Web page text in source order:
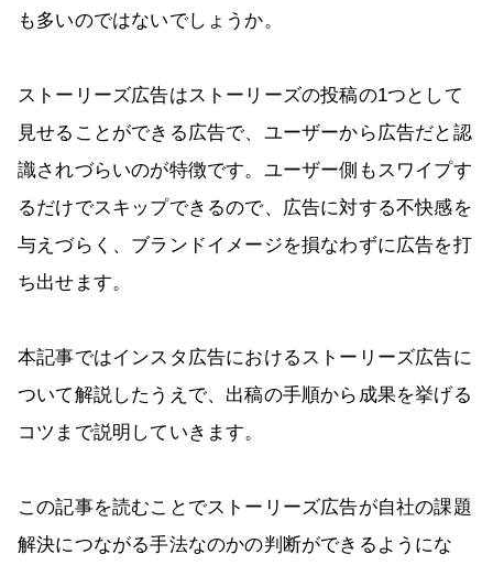
も多いのではないでしょうか。
ストーリーズ広告はストーリーズの投稿の1つとして
見せることができる広告で、ユーザーから広告だと認
識されづらいのが特徴です。ユーザー側もスワイプす
るだけでスキップできるので、広告に対する不快感を
与えづらく、ブランドイメージを損なわずに広告を打
ち出せます。
本記事ではインスタ広告におけるストーリーズ広告に
ついて解説したうえで、出稿の手順から成果を挙げる
コツまで説明していきます。
この記事を読むことでストーリーズ広告が自社の課題
解決につながる手法なのかの判断ができるようにな